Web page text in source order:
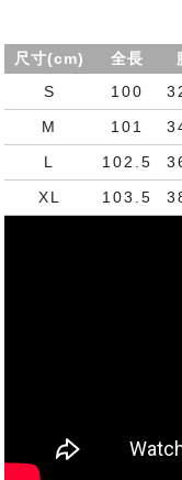
尺寸(cm) 全長
S
100
M
101
L
102.5
XL
103.5